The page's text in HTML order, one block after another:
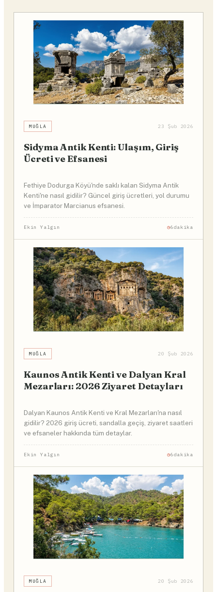
MUĞLA 23 Şub 2026
Sidyma Antik Kenti: Ulaşım, Giriş
Ücreti ve Efsanesi
Fethiye Dodurga Köyü'nde saklı kalan Sidyma Antik
Kenti'ne nasıl gidilir? Güncel giriş ücretleri, yol durumu
ve İmparator Marcianus efsanesi.
Ekin Yalgın 6dakika
MUĞLA 20 Şub 2026
Kaunos Antik Kenti ve Dalyan Kral
Mezarları: 2026 Ziyaret Detayları
Dalyan Kaunos Antik Kenti ve Kral Mezarları'na nasıl
gidilir? 2026 giriş ücreti, sandalla geçiş, ziyaret saatleri
ve efsaneler hakkında tüm detaylar.
Ekin Yalgın 6dakika
MUĞLA 20 Şub 2026